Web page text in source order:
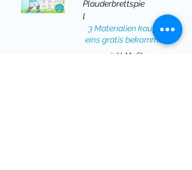
Plauderbrettspie
l
3 Materialien kaufen,
eins gratis bekommen!
inkl. MwSt.